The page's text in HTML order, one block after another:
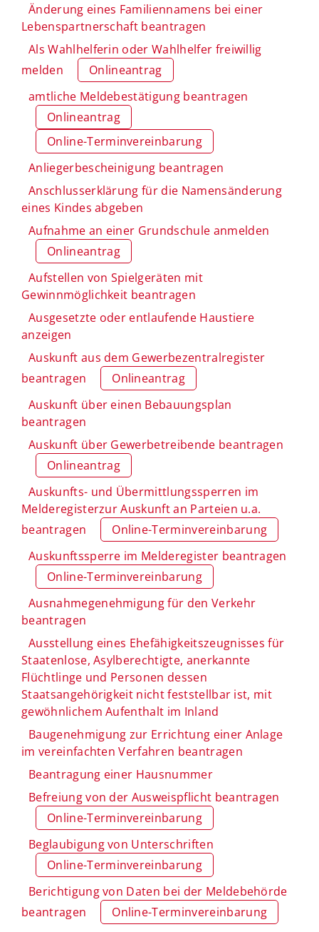
Änderung eines Familiennamens bei einer
Lebenspartnerschaft beantragen
Als Wahlhelferin oder Wahlhelfer freiwillig
melden
Onlineantrag
amtliche Meldebestätigung beantragen
Onlineantrag
Online-Terminvereinbarung
Anliegerbescheinigung beantragen
Anschlusserklärung für die Namensänderung
eines Kindes abgeben
Aufnahme an einer Grundschule anmelden
Onlineantrag
Aufstellen von Spielgeräten mit
Gewinnmöglichkeit beantragen
Ausgesetzte oder entlaufende Haustiere
anzeigen
Auskunft aus dem Gewerbezentralregister
beantragen
Onlineantrag
Auskunft über einen Bebauungsplan
beantragen
Auskunft über Gewerbetreibende beantragen
Onlineantrag
Auskunfts- und Übermittlungssperren im
Melderegisterzur Auskunft an Parteien u.a.
beantragen
Online-Terminvereinbarung
Auskunftssperre im Melderegister beantragen
Online-Terminvereinbarung
Ausnahmegenehmigung für den Verkehr
beantragen
Ausstellung eines Ehefähigkeitszeugnisses für
Staatenlose, Asylberechtigte, anerkannte
Flüchtlinge und Personen dessen
Staatsangehörigkeit nicht feststellbar ist, mit
gewöhnlichem Aufenthalt im Inland
Baugenehmigung zur Errichtung einer Anlage
im vereinfachten Verfahren beantragen
Beantragung einer Hausnummer
Befreiung von der Ausweispflicht beantragen
Online-Terminvereinbarung
Beglaubigung von Unterschriften
Online-Terminvereinbarung
Berichtigung von Daten bei der Meldebehörde
beantragen
Online-Terminvereinbarung